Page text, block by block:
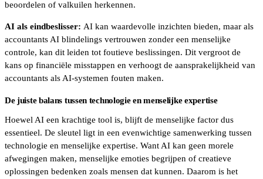
beoordelen of valkuilen herkennen.
AI als eindbeslisser: AI kan waardevolle inzichten bieden, maar als
accountants AI blindelings vertrouwen zonder een menselijke
controle, kan dit leiden tot foutieve beslissingen. Dit vergroot de
kans op financiële misstappen en verhoogt de aansprakelijkheid van
accountants als AI-systemen fouten maken.
De juiste balans tussen technologie en menselijke expertise
Hoewel AI een krachtige tool is, blijft de menselijke factor dus
essentieel. De sleutel ligt in een evenwichtige samenwerking tussen
technologie en menselijke expertise. Want AI kan geen morele
afwegingen maken, menselijke emoties begrijpen of creatieve
oplossingen bedenken zoals mensen dat kunnen. Daarom is het